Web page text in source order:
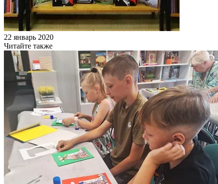
22 январь 2020
Читайте также